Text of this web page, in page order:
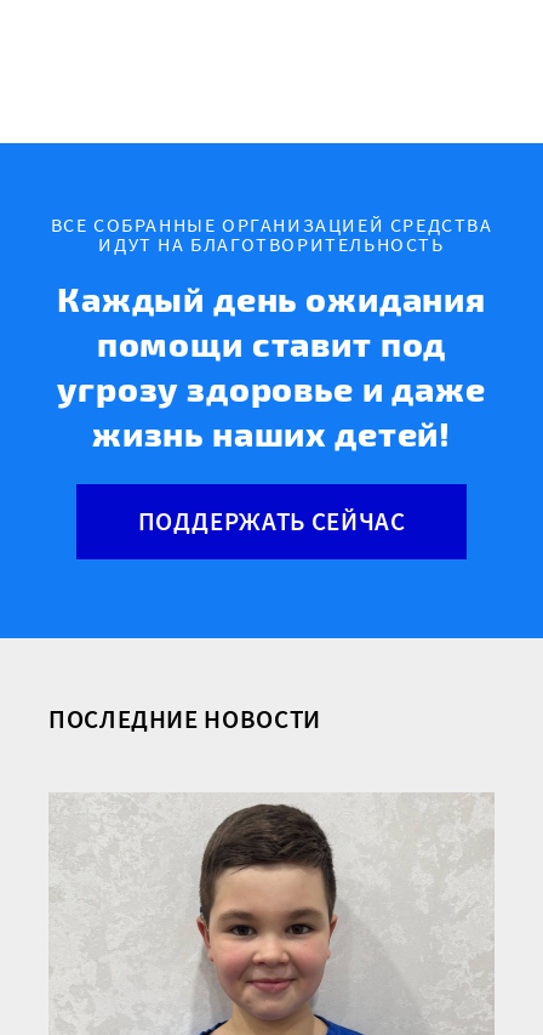
ВСЕ СОБРАННЫЕ ОРГАНИЗАЦИЕЙ СРЕДСТВА
ИДУТ НА БЛАГОТВОРИТЕЛЬНОСТЬ
Каждый день ожидания
помощи ставит под
угрозу здоровье и даже
жизнь наших детей!
ПОДДЕРЖАТЬ СЕЙЧАС
ПОСЛЕДНИЕ НОВОСТИ